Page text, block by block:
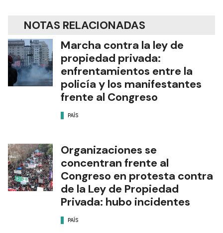
NOTAS RELACIONADAS
Marcha contra la ley de
propiedad privada:
enfrentamientos entre la
policía y los manifestantes
frente al Congreso
PAÍS
Organizaciones se
concentran frente al
Congreso en protesta contra
de la Ley de Propiedad
Privada: hubo incidentes
PAÍS